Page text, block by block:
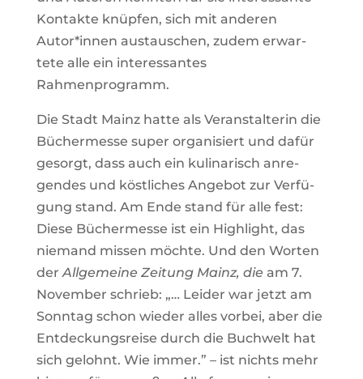
Kon­takte knüpfen, sich mit anderen
Autor*innen aus­tau­schen, zudem erwar­
tete alle ein inter­es­santes
Rahmenprogramm.
Die Stadt Mainz hatte als Ver­an­stal­terin die
Bücher­messe super orga­ni­siert und dafür
gesorgt, dass auch ein kuli­na­risch anre­
gendes und köst­li­ches Angebot zur Ver­fü­
gung stand. Am Ende stand für alle fest:
Diese Bücher­messe ist ein High­light, das
nie­mand missen möchte. Und den Worten
derAll­ge­meine Zei­tung Mainz, dieam 7.
November schrieb: „… Leider war jetzt am
Sonntag schon wieder alles vorbei, aber die
Ent­de­ckungs­reise durch die Buch­welt hat
sich gelohnt. Wie immer.” – ist nichts mehr